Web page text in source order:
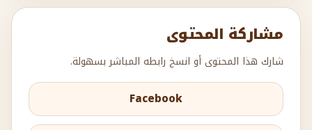
مشاركة المحتوى
شارك هذا المحتوى أو انسخ رابطه المباشر بسهولة.
Facebook